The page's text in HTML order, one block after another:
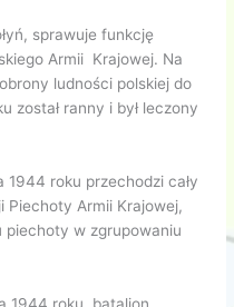
sprawuje funkcję
Armii Krajowej. Na
ludności polskiej do
został ranny i był leczony
roku przechodzi cały
Piechoty Armii Krajowej,
piechoty w zgrupowaniu
roku batalion